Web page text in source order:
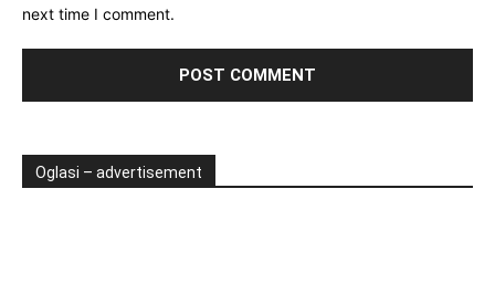
next time I comment.
Oglasi – advertisement